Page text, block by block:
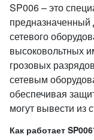
SP006 – это
сетевого
высоковольтных
грозовых
сетевым
обеспечивая
могут вывести из
Как работает